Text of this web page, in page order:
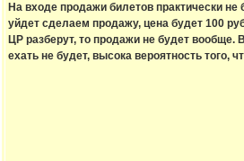
На входе продажи билетов практически
уйдет сделаем продажу, цена будет 100
ЦР разберут, то продажи не будет вообще.
ехать не будет, высока вероятность того,